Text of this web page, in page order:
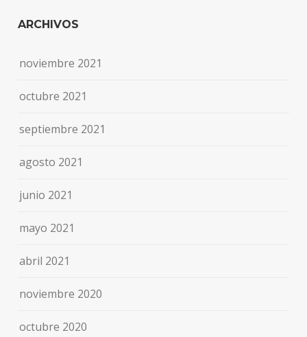
ARCHIVOS
noviembre 2021
octubre 2021
septiembre 2021
agosto 2021
junio 2021
mayo 2021
abril 2021
noviembre 2020
octubre 2020